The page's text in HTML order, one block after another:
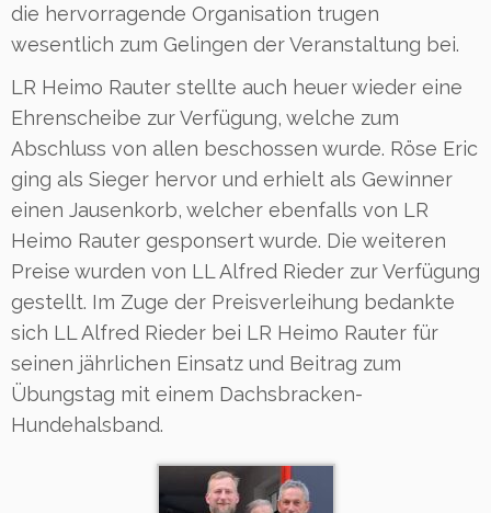
die hervorragende Organisation trugen
wesentlich zum Gelingen der Veranstaltung bei.
LR Heimo Rauter stellte auch heuer wieder eine
Ehrenscheibe zur Verfügung, welche zum
Abschluss von allen beschossen wurde. Röse Eric
ging als Sieger hervor und erhielt als Gewinner
einen Jausenkorb, welcher ebenfalls von LR
Heimo Rauter gesponsert wurde. Die weiteren
Preise wurden von LL Alfred Rieder zur Verfügung
gestellt. Im Zuge der Preisverleihung bedankte
sich LL Alfred Rieder bei LR Heimo Rauter für
seinen jährlichen Einsatz und Beitrag zum
Übungstag mit einem Dachsbracken-
Hundehalsband.